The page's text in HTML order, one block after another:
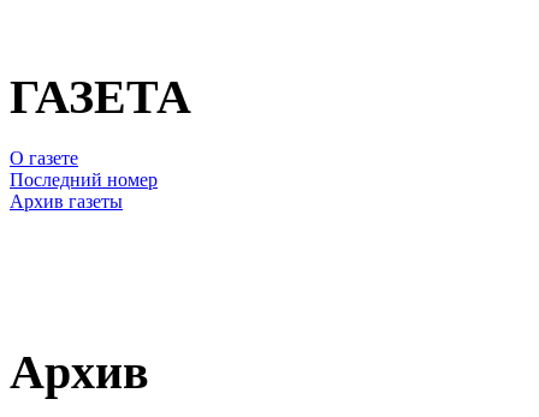
ГАЗЕТА
О газете
Последний номер
Архив газеты
Архив